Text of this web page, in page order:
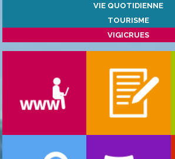
VIE QUOTIDIENNE
TOURISME
VIGICRUES